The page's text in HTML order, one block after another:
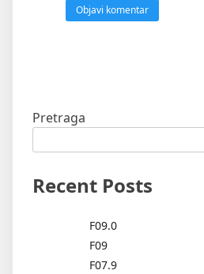
Pretraga
Recent Posts
F09.0
F09
F07.9